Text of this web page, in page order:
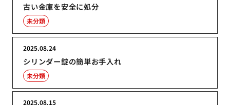
古い金庫を安全に処分
未分類
シリンダー錠の簡単お手入れ
2025.08.24
未分類
2025.08.15